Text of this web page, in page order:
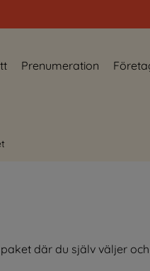
Prenumeration
där du själv väljer